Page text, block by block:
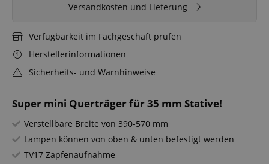
Super mini Querträger für 35 mm Stative!
Verstellbare Breite von 390-570 mm
Lampen können von oben & unten befestigt werden
TV17 Zapfenaufnahme
Versandkosten und Lieferung
Verfügbarkeit im Fachgeschäft prüfen
Herstellerinformationen
Sicherheits- und Warnhinweise